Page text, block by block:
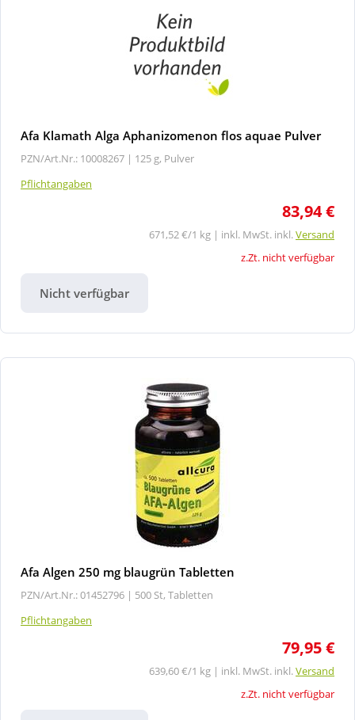
Afa Klamath Alga Aphanizomenon flos aquae Pulver
PZN/Art.Nr.: 10008267 | 125 g, Pulver
Pflichtangaben
83,94 €
671,52 €/1 kg | inkl. MwSt. inkl.Versand
z.Zt. nicht verfügbar
Nicht verfügbar
Afa Algen 250 mg blaugrün Tabletten
PZN/Art.Nr.: 01452796 | 500 St, Tabletten
Pflichtangaben
79,95 €
639,60 €/1 kg | inkl. MwSt. inkl.Versand
z.Zt. nicht verfügbar